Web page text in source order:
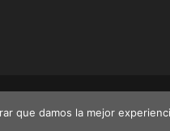
B19292549 - C/Montevideo
10:00 a 14:00H Email.-
que damos la mejor